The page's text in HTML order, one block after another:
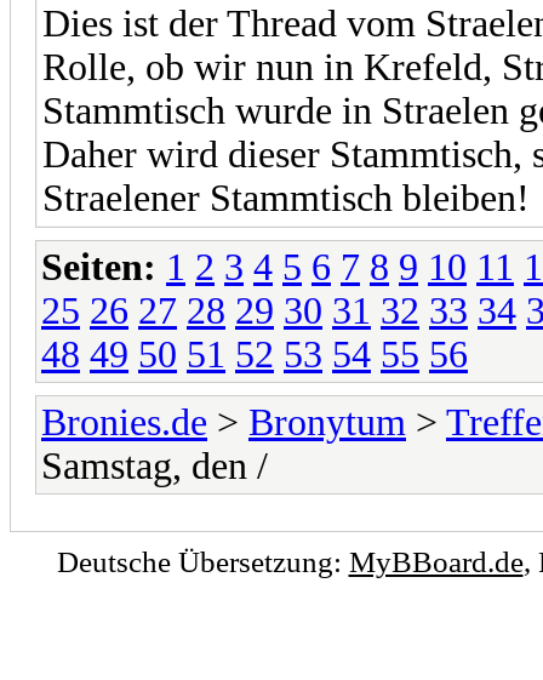
Dies ist der Thread vom
Rolle, ob wir nun in Krefeld,
Stammtisch wurde in Straelen
Daher wird dieser
Straelener Stammtisch bleiben!
Seiten: 1 2 3 4 5 6 7 8 9 10 11
25 26 27 28 29 30 31 32 33 34
48 49 50 51 52 53 54 55 56
Bronies.de > Bronytum >
Samstag, den /
Deutsche Übersetzung: MyBBoard.de,